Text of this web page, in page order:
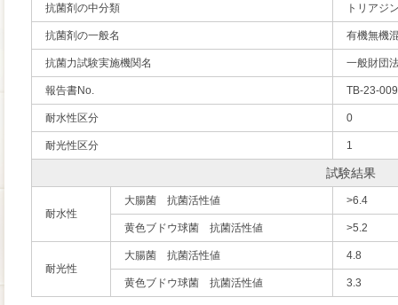
抗菌剤の中分類 トリアジ
抗菌剤の一般名 有機無機
抗菌力試験実施機関名 一般財団
報告書No. TB-23-
耐水性区分 0
耐光性区分 1
試験結果
耐水性
大腸菌 抗菌活性値 >6.4
黄色ブドウ球菌 抗菌活性値 >5.2
耐光性
大腸菌 抗菌活性値 4.8
黄色ブドウ球菌 抗菌活性値 3.3